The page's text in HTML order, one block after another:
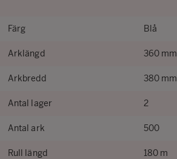
Färg Blå
Arklängd 360 mm
Arkbredd 380 mm
Antal lager 2
Antal ark 500
Rull längd 180 m